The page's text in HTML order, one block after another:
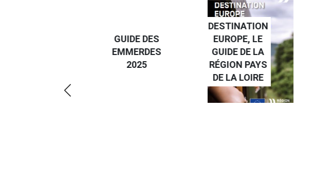
GUIDE DES
EMMERDES
2025
DESTINATION
EUROPE, LE
GUIDE DE LA
RÉGION PAYS
DE LA LOIRE